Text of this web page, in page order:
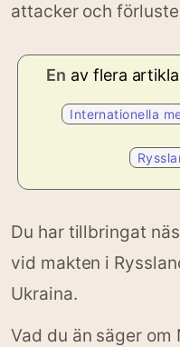
attacker och
En av flera
Internationella
Du har tillbringat
vid makten i
Ukraina.
Vad du än säger om